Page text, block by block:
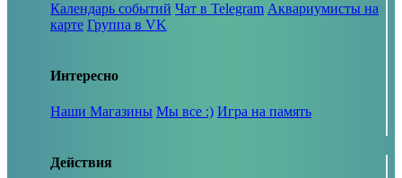
Календарь событий Чат в Telegram Аквариумисты на
карте Группа в VK
Интересно
Наши Магазины Мы все :) Игра на память
Действия